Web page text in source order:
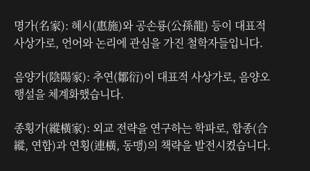
명가(名家): 혜시(惠施)와 공손룡(公孫龍) 등이 대표적
사상가로, 언어와 논리에 관심을 가진 철학자들입니다.
음양가(陰陽家): 추연(鄒衍)이 대표적 사상가로, 음양오
행설을 체계화했습니다.
종횡가(縱橫家): 외교 전략을 연구하는 학파로, 합종(合
縱, 연합)과 연횡(連橫, 동맹)의 책략을 발전시켰습니다.